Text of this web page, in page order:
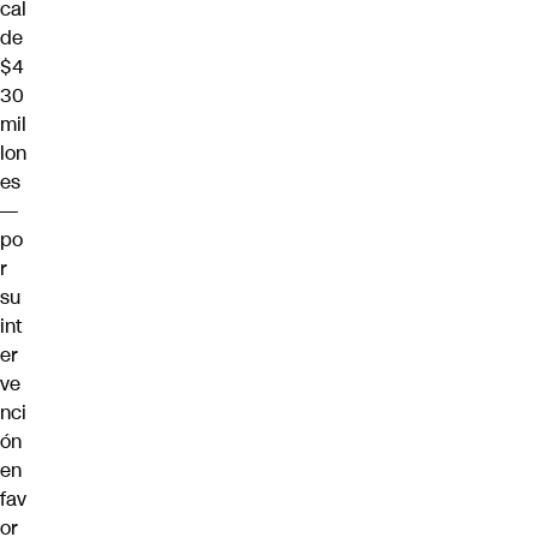
cal
de
$4
30
mil
lon
es
—
po
r
su
int
er
ve
nci
ón
en
fav
or